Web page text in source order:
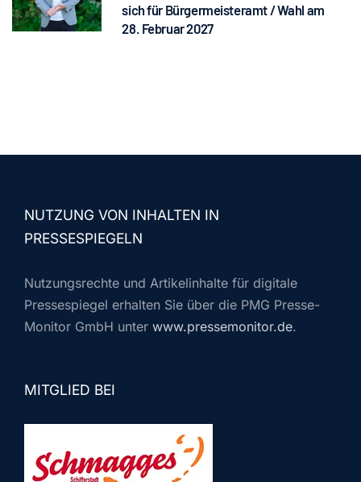
sich für Bürgermeisteramt / Wahl am
28. Februar 2027
NUTZUNG VON INHALTEN IN
PRESSESPIEGELN
Nutzungsrechte und Artikelinhalte für digitale
Pressespiegel erhalten Sie über die PMG Presse-
Monitor GmbH unter www.pressemonitor.de.
MITGLIED BEI